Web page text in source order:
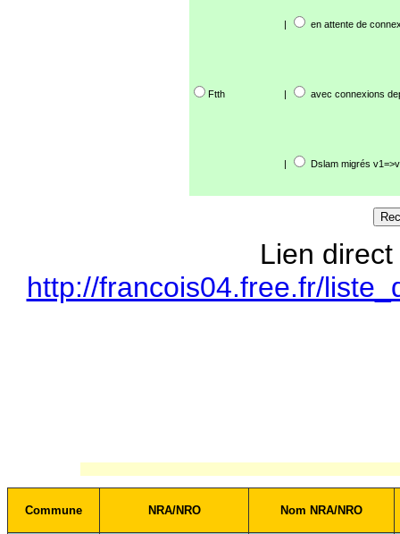
| en attente de
Ftth | avec connexions
| Dslam migrés
Lien
http://francois04.free.fr/
Commune NRA/NRO Nom NRA/NRO